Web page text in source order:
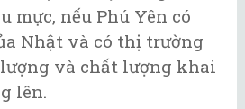
mực, nếu Phú Yên có
Nhật và có thị trường
và chất lượng khai
lên.